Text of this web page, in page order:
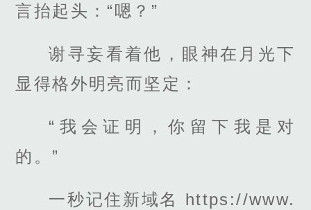
言抬起头：“嗯？”
谢寻妄看着他，眼神在月光下
显得格外明亮而坚定：
“我会证明，你留下我是对
的。”
一秒记住新域名 https://www.